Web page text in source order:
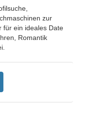
zur
für ein ideales Date
Romantik